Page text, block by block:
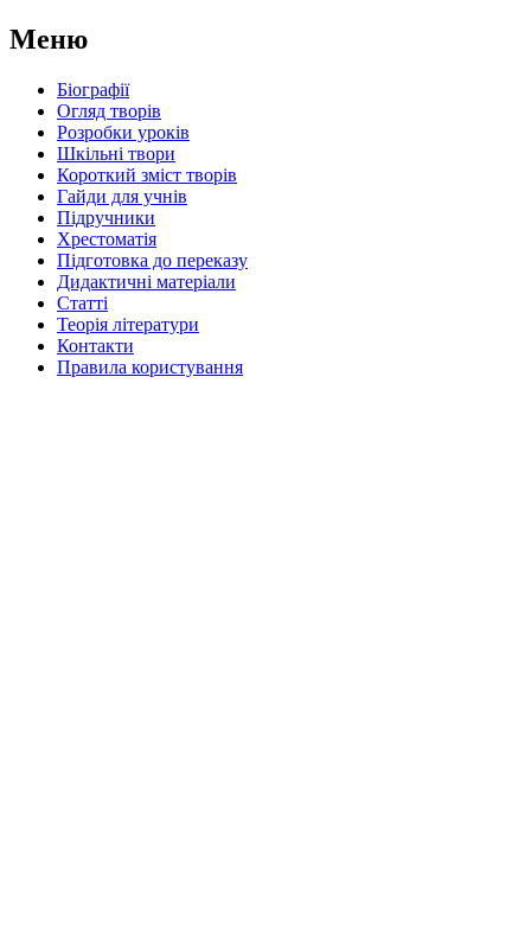
Меню
Біографії
Огляд творів
Розробки уроків
Шкільні твори
Короткий зміст творів
Гайди для учнів
Підручники
Хрестоматія
Підготовка до переказу
Дидактичні матеріали
Статті
Теорія літератури
Контакти
Правила користування